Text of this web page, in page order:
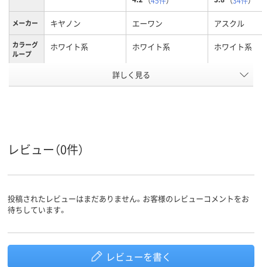
メーカー キヤノン エーワン アスクル
カラーグ
ループ
ホワイト系 ホワイト系 ホワイト系
75 35
詳しく見る
レビュー（0件）
投稿されたレビューはまだありません。お客様のレビューコメントをお
待ちしています。
レビューを書く